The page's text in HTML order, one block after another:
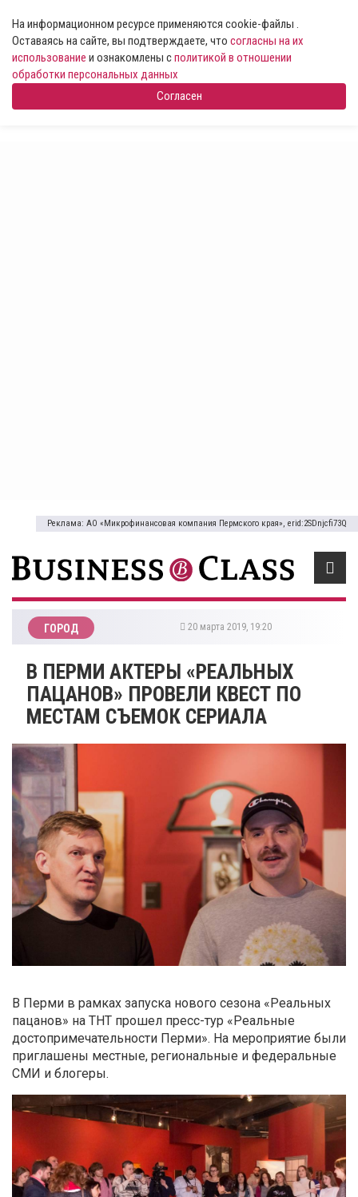
На информационном ресурсе применяются cookie-файлы .
Оставаясь на сайте, вы подтверждаете, что согласны на их
использование и ознакомлены сполитикой в отношении
обработки персональных данных
Согласен
Реклама: АО «Микрофинансовая компания Пермского края», erid:2SDnjcfi73Q
ГОРОД 20 марта 2019, 19:20
В ПЕРМИ АКТЕРЫ «РЕАЛЬНЫХ
ПАЦАНОВ» ПРОВЕЛИ КВЕСТ ПО
МЕСТАМ СЪЕМОК СЕРИАЛА
В Перми в рамках запуска нового сезона «Реальных
пацанов» на ТНТ прошел пресс-тур «Реальные
достопримечательности Перми». На мероприятие были
приглашены местные, региональные и федеральные
СМИ и блогеры.